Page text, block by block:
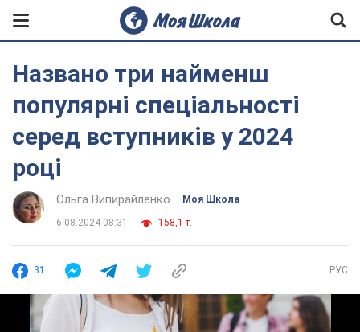
Названо три найменш
популярні спеціальності
серед вступників у 2024
році
Ольга Випирайленко Моя Школа
6.08.2024 08:31 158,1 т.
31 РУС